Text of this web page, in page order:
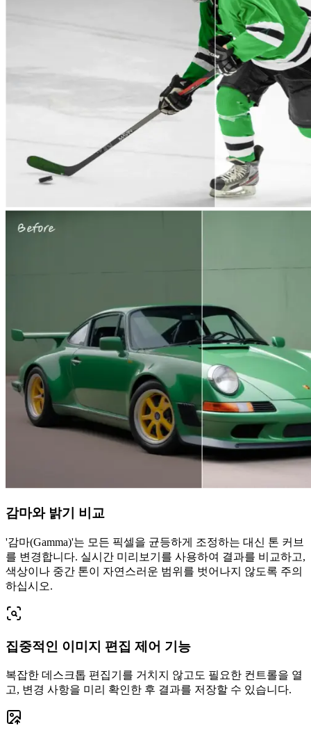
감마와 밝기 비교
'감마(Gamma)'는 모든 픽셀을 균등하게 조정하는 대신 톤 커브
를 변경합니다. 실시간 미리보기를 사용하여 결과를 비교하고,
색상이나 중간 톤이 자연스러운 범위를 벗어나지 않도록 주의
하십시오.
집중적인 이미지 편집 제어 기능
복잡한 데스크톱 편집기를 거치지 않고도 필요한 컨트롤을 열
고, 변경 사항을 미리 확인한 후 결과를 저장할 수 있습니다.